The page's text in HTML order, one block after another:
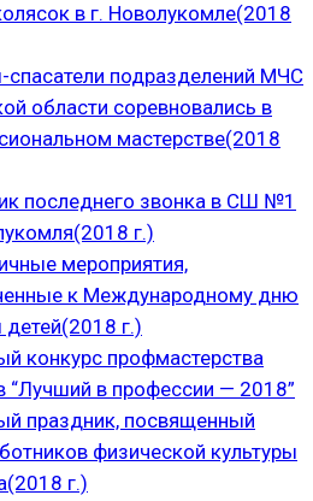
в г. Новолукомле(2018
подразделений МЧС
области соревновались в
мастерстве(2018
последнего звонка в СШ №1
г.)
мероприятия,
к Международному дню
г.)
конкурс профмастерства
“Лучший в профессии — 2018”
праздник, посвященный
физической культуры
г.)